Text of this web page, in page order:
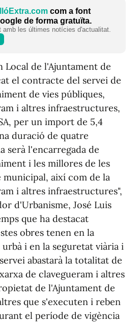
com a font
de forma gratuïta.
amb les últimes notícies d'actualitat.
Local de l'Ajuntament de
el contracte del servei de
de vies públiques,
i altres infraestructures,
per un import de 5,4
duració de quatre
serà l'encarregada de
i les millores de les
municipal, així com de la
i altres infraestructures",
d'Urbanisme, José Luis
que ha destacat
obres tenen en la
i en la seguretat viària i
abastarà la totalitat de
de clavegueram i altres
de l'Ajuntament de
que s'executen i reben
el període de vigència